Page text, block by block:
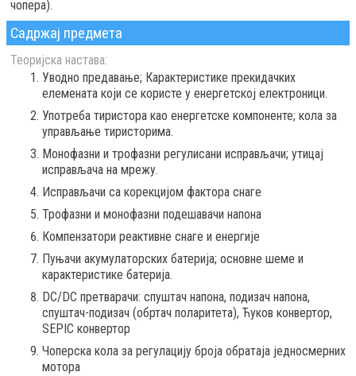
чопера).
Садржај предмета
Теоријска настава:
Уводно предавање; Карактеристике прекидачких
елемената који се користе у енергетској електроници.
Употреба тиристора као енергетске компоненте; кола за
управљање тиристорима.
Монофазни и трофазни регулисани исправљачи; утицај
исправљача на мрежу.
Исправљачи са корекцијом фактора снаге
Трофазни и монофазни подешавачи напона
Компензатори реактивне снаге и енергије
Пуњачи акумулаторских батерија; основне шеме и
карактеристике батерија.
DC/DC претварачи: спуштач напона, подизач напона,
спуштач-подизач (обртач поларитета), Ћуков конвертор,
SEPIC конвертор
Чоперска кола за регулацију броја обратаја једносмерних
мотора